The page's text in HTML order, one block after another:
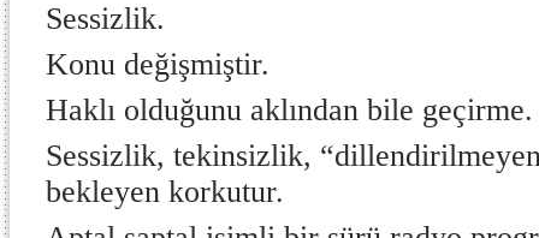
Sessizlik.
Konu değişmiştir.
Haklı olduğunu aklından bile geçirme.
Sessizlik, tekinsizlik,
bekleyen korkutur.